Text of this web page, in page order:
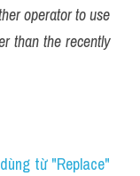
operator to use
than the recently
từ "Replace"